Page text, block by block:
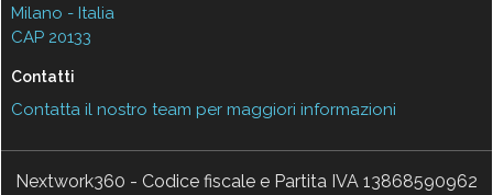
Milano - Italia
CAP 20133
Contatti
Contatta il nostro team per maggiori informazioni
Nextwork360 - Codice fiscale e Partita IVA 13868590962